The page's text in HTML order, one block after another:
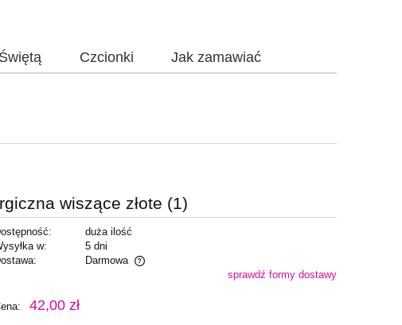
Czcionki Jak zamawiać
wiszące złote (1)
duża ilość
w:
5 dni
Darmowa
sprawdź formy dostawy
42,00 zł